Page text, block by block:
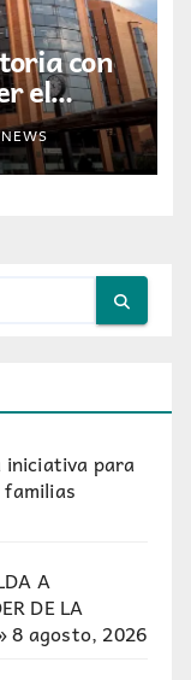
con
el
iniciativa para
A
DE LA
8 agosto, 2026